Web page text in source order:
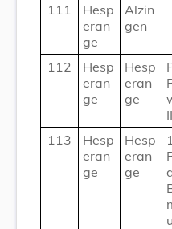
111
Hesp
eran
ge
Alzin
gen
112
Hesp
eran
ge
Hesp
eran
ge
II
113
Hesp
eran
ge
Hesp
eran
ge